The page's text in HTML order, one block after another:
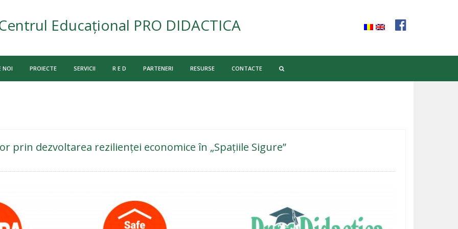
Educațional PRO DIDACTICA
NOI PROIECTE SERVICII R E D PARTENERI RESURSE CONTACTE
prin dezvoltarea rezilienței economice în „Spațiile Sigure”